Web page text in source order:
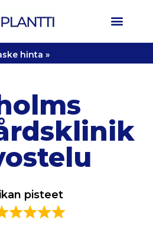
hinta »
pisteet